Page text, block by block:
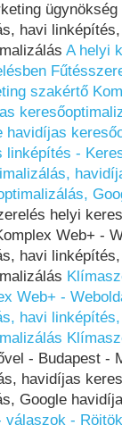
havi
A helyi
szakértő
havidíjas
linképítés -
helyi
Web+ -
havi
Web+ -
havi
- Budapest -
havidíjas
Google
válaszok -